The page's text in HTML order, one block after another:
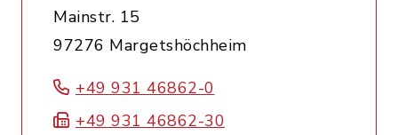
Mainstr. 15
97276 Margetshöchheim
+49 931 46862-0
+49 931 46862-30